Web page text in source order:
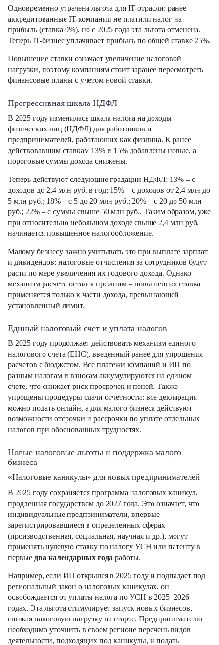
Одновременно утрачена льгота для IT-отрасли: ранее
аккредитованные IT-компании не платили налог на
прибыль (ставка 0%), но с 2025 года эта льгота отменена.
Теперь IT-бизнес уплачивает прибыль по общей ставке 25%.
Повышение ставки означает увеличение налоговой
нагрузки, поэтому компаниям стоит заранее пересмотреть
финансовые планы с учетом новой ставки.
Прогрессивная шкала НДФЛ
В 2025 году изменилась шкала налога на доходы
физических лиц (НДФЛ) для работников и
предпринимателей, работающих как физлица. К ранее
действовавшим ставкам 13% и 15% добавлены новые, а
пороговые суммы дохода снижены.
Теперь действуют следующие градации НДФЛ: 13% – с
доходов до 2,4 млн руб. в год; 15% – с доходов от 2,4 млн до
5 млн руб.; 18% – с 5 до 20 млн руб.; 20% – с 20 до 50 млн
руб.; 22% – с суммы свыше 50 млн руб.. Таким образом, уже
при относительно небольшом доходе свыше 2,4 млн руб.
начинается повышенное налогообложение.
Малому бизнесу важно учитывать это при выплате зарплат
и дивидендов: налоговые отчисления за сотрудников будут
расти по мере увеличения их годового дохода. Однако
механизм расчета остался прежним – повышенная ставка
применяется только к части дохода, превышающей
установленный лимит.
Единый налоговый счет и уплата налогов
В 2025 году продолжает действовать механизм единого
налогового счета (ЕНС), введенный ранее для упрощения
расчетов с бюджетом. Все платежи компаний и ИП по
разным налогам и взносам аккумулируются на едином
счете, что снижает риск просрочек и пеней. Также
упрощены процедуры сдачи отчетности: все декларации
можно подать онлайн, а для малого бизнеса действуют
возможности отсрочки и рассрочки по уплате отдельных
налогов при обоснованных трудностях.
Новые налоговые льготы и поддержка малого
бизнеса
«Налоговые каникулы» для новых предпринимателей
В 2025 году сохраняется программа налоговых каникул,
продленная государством до 2027 года. Это означает, что
индивидуальные предприниматели, впервые
зарегистрировавшиеся в определенных сферах
(производственная, социальная, научная и др.), могут
применять нулевую ставку по налогу УСН или патенту в
первые два календарных года работы.
Например, если ИП открылся в 2025 году и подпадает под
региональный закон о налоговых каникулах, он
освобождается от уплаты налога по УСН в 2025–2026
годах. Эта льгота стимулирует запуск новых бизнесов,
снижая налоговую нагрузку на старте. Предпринимателю
необходимо уточнить в своем регионе перечень видов
деятельности, подходящих под каникулы, и подать